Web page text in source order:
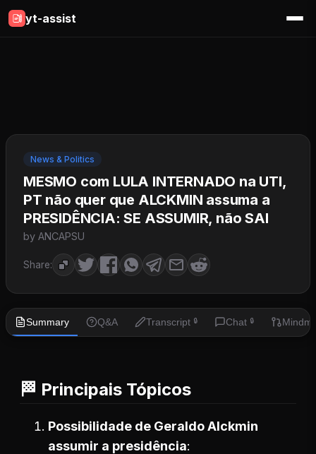
yt-assist
News & Politics
MESMO com LULA INTERNADO na UTI,
PT não quer que ALCKMIN assuma a
PRESIDÊNCIA: SE ASSUMIR, não SAI
by ANCAPSU
Share:
Summary Q&A Transcript 🔒 Chat 🔒
🏁 Principais Tópicos
Possibilidade de Geraldo Alckmin
assumir a presidência